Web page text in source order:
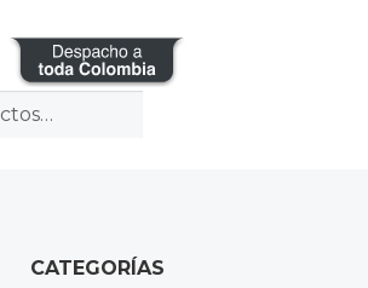
CATEGORÍAS